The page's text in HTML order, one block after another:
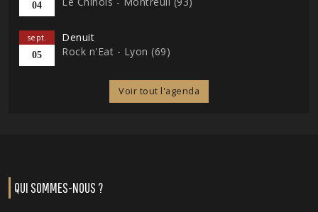
04
sept.
05
Denuit
Rock n'Eat - Lyon (69)
Voir tout l'agenda
QUI SOMMES-NOUS ?